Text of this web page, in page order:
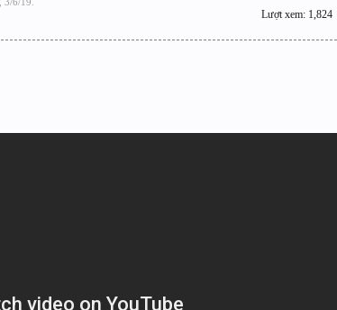
Lượt xem: 1,824